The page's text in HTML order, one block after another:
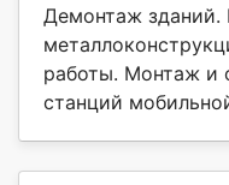
Демонтаж зданий.
работы. Монтаж и
станций